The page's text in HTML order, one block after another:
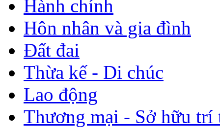
Hành chính
Hôn nhân và gia đình
Đất đai
Thừa kế - Di chúc
Lao động
Thương mại - Sở hữu trí